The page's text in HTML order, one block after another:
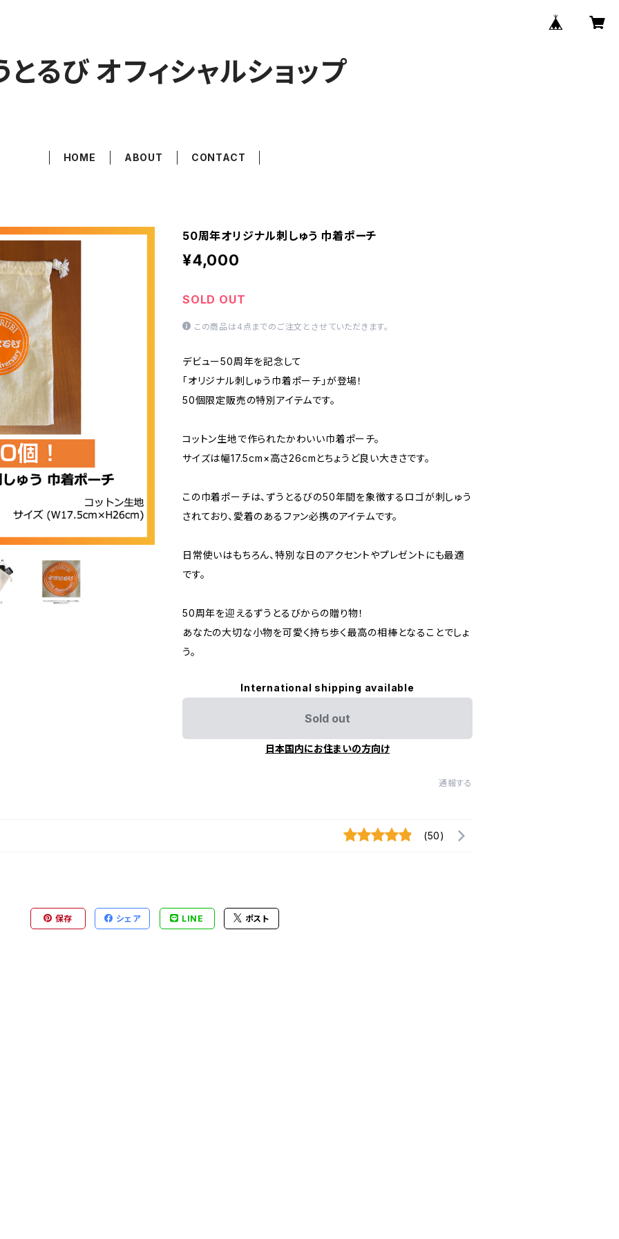
とるび オフィシャルショップ
HOME ABOUT CONTACT
50周年オリジナル刺しゅう 巾着ポーチ
¥4,000
SOLD OUT
この商品は4点までのご注文とさせていただきます。
デビュー50周年を記念して
「オリジナル刺しゅう巾着ポーチ」が登場！
50個限定販売の特別アイテムです。
コットン生地で作られたかわいい巾着ポーチ。
サイズは幅17.5cm×高さ26cmとちょうど良い大きさです。
この巾着ポーチは、ずうとるびの50年間を象徴するロゴが刺しゅう
されており、愛着のあるファン必携のアイテムです。
日常使いはもちろん、特別な日のアクセントやプレゼントにも最適
です。
50周年を迎えるずうとるびからの贈り物！
あなたの大切な小物を可愛く持ち歩く最高の相棒となることでしょ
う。
International shipping available
Sold out
日本国内にお住まいの方向け
通報する
(50)
保存 シェア LINE ポスト